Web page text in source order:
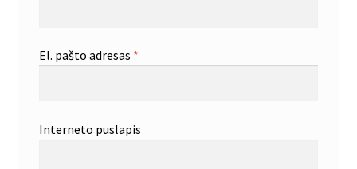
El. pašto adresas *
Interneto puslapis